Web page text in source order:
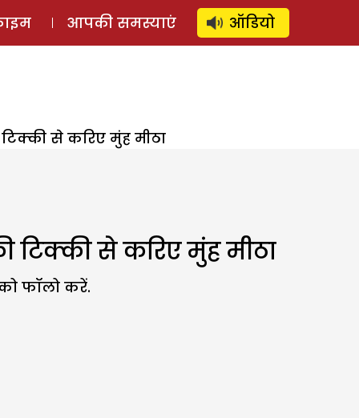
लॉग इन ⚲ SUBSCRIBE
आपकी समस्याएं ऑडियो
टिक्की से करिए मुंह मीठा
टिक्की से करिए मुंह मीठा
फॉलो करें.